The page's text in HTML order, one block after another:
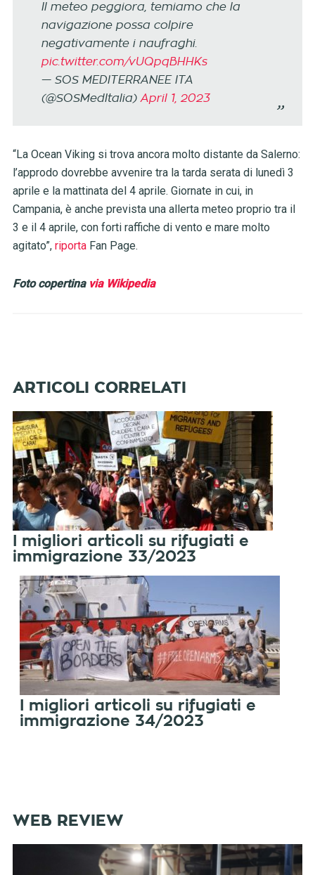
Il meteo peggiora, temiamo che la
navigazione possa colpire
negativamente i naufraghi.
pic.twitter.com/vUQpqBHHKs
— SOS MEDITERRANEE ITA
(@SOSMedItalia) April 1, 2023
“La Ocean Viking si trova ancora molto distante da Salerno:
l’approdo dovrebbe avvenire tra la tarda serata di lunedì 3
aprile e la mattinata del 4 aprile. Giornate in cui, in
Campania, è anche prevista una allerta meteo proprio tra il
3 e il 4 aprile, con forti raffiche di vento e mare molto
agitato”, riportaFan Page.
Foto copertina via Wikipedia
I migliori articoli su rifugiati e
immigrazione 33/2023
I migliori articoli su rifugiati e
immigrazione 34/2023
WEB REVIEW